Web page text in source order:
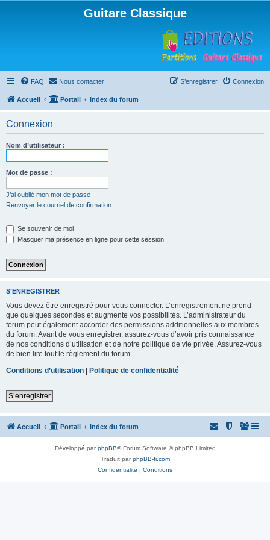
Guitare Classique
FAQ Nous contacter Connexion
S’enregistrer
Accueil Portail Index du forum
Connexion
Nom d’utilisateur :
Mot de passe :
J’ai oublié mon mot de passe
Renvoyer le courriel de confirmation
Se souvenir de moi
Masquer ma présence en ligne pour cette session
S’ENREGISTRER
Vous devez être enregistré pour vous connecter. L’enregistrement ne prend
que quelques secondes et augmente vos possibilités. L’administrateur du
forum peut également accorder des permissions additionnelles aux membres
du forum. Avant de vous enregistrer, assurez-vous d’avoir pris connaissance
de nos conditions d’utilisation et de notre politique de vie privée. Assurez-vous
de bien lire tout le règlement du forum.
Conditions d’utilisation | Politique de confidentialité
S’enregistrer
Accueil Portail Index du forum
Développé parphpBB® Forum Software © phpBB Limited
Traduit parphpBB-fr.com
Confidentialité | Conditions